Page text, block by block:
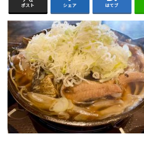
ポスト シェア はてブ